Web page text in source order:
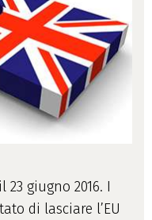
giugno 2016. I
di lasciare l’EU